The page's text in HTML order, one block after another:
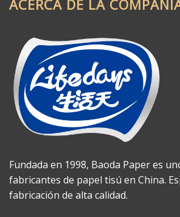
ACERCA DE LA
Fundada en 1998, Baoda Paper es
fabricantes de papel tisú en China.
fabricación de alta calidad.